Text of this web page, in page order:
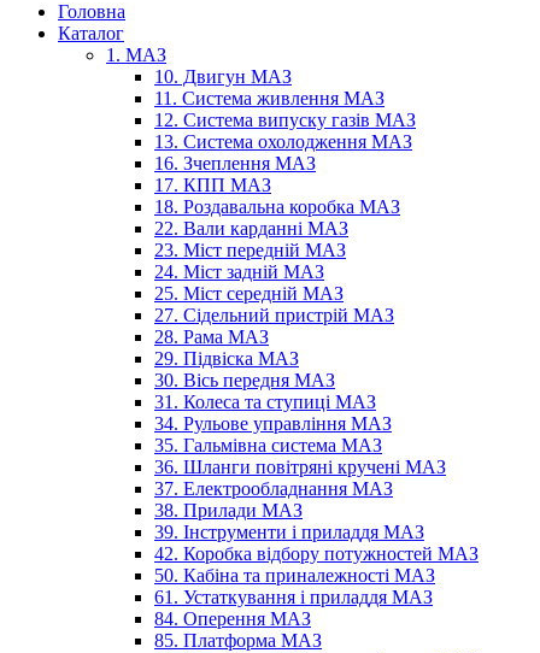
Головна
Каталог
1. МАЗ
10. Двигун МАЗ
11. Система живлення МАЗ
12. Система випуску газів МАЗ
13. Система охолодження МАЗ
16. Зчеплення МАЗ
17. КПП МАЗ
18. Роздавальна коробка МАЗ
22. Вали карданні МАЗ
23. Міст передній МАЗ
24. Міст задній МАЗ
25. Міст середній МАЗ
27. Сідельний пристрій МАЗ
28. Рама МАЗ
29. Підвіска МАЗ
30. Вісь передня МАЗ
31. Колеса та ступиці МАЗ
34. Рульове управління МАЗ
35. Гальмівна система МАЗ
36. Шланги повітряні кручені МАЗ
37. Електрообладнання МАЗ
38. Прилади МАЗ
39. Інструменти і приладдя МАЗ
42. Коробка відбору потужностей МАЗ
50. Кабіна та приналежності МАЗ
61. Устаткування і приладдя МАЗ
84. Оперення МАЗ
85. Платформа МАЗ